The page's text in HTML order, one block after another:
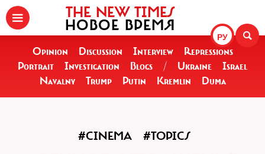
РУ
THE NEW TIMES
НОВОЕ ВРЕМЯ
Opinion Discussion Interview
Repressions
Portrait
Investigation Blogs / Ukraine
Israel
Navalny
Trump Putin Kremlin Duma
#CINEMA #TOPICS